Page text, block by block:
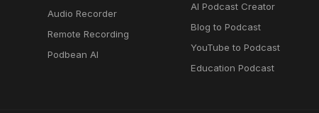
Audio Recorder
Remote Recording
Podbean AI
AI Podcast Creator
Blog to Podcast
YouTube to Podcast
Education Podcast